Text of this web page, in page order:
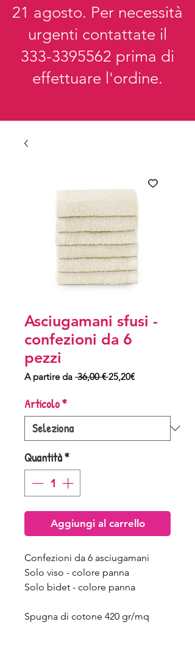
21 agosto. Per necessità
urgenti contattate il
333-3395562 prima di
effettuare l'ordine.
Asciugamani sfusi -
confezioni da 6
pezzi
A partire da 36,00 € Prezzo
25,20€Prezzo
Articolo*
Quantità*
Aggiungi al carrello
Confezioni da 6 asciugamani
Solo viso - colore panna
Solo bidet - colore panna
Spugna di cotone 420 gr/mq